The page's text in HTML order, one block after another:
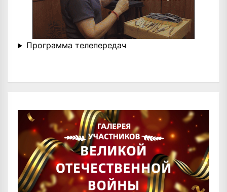
Программа телепередач